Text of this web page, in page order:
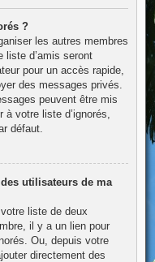
?
les autres membres
liste d’amis seront
pour un accès rapide,
des messages privés.
peuvent être mis
votre liste d’ignorés,
défaut.
utilisateurs de ma
liste de deux
il y a un lien pour
Ou, depuis votre
directement des